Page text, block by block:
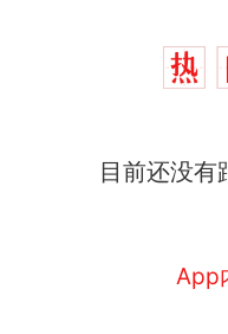
目前还没有
App